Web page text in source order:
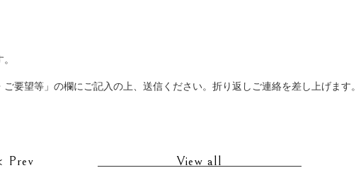
要望等」の欄にご記入の上、送信ください。折り返しご連絡を差し上げます。
Prev View all